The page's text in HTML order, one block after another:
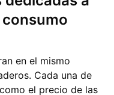
en el mismo
Cada una de
el precio de las